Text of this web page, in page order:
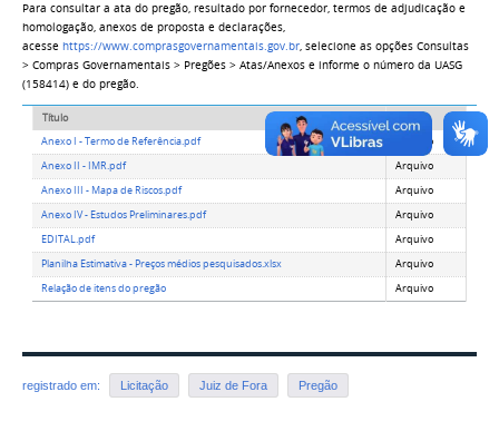
Para consultar a ata do pregão, resultado por fornecedor, termos de adjudicação e
homologação, anexos de proposta e declarações,
acesse https://www.comprasgovernamentais.gov.br, selecione as opções Consultas
> Compras Governamentais > Pregões > Atas/Anexos e informe o número da UASG
(158414) e do pregão.
Título
Anexo I - Termo de Referência.pdf
Arquivo
Anexo II - IMR.pdf
Arquivo
Anexo III - Mapa de Riscos.pdf
Arquivo
Anexo IV - Estudos Preliminares.pdf
Arquivo
EDITAL.pdf
Arquivo
Planilha Estimativa - Preços médios pesquisados.xlsx
Arquivo
Relação de itens do pregão
Arquivo
registrado em: Licitação Juiz de Fora Pregão